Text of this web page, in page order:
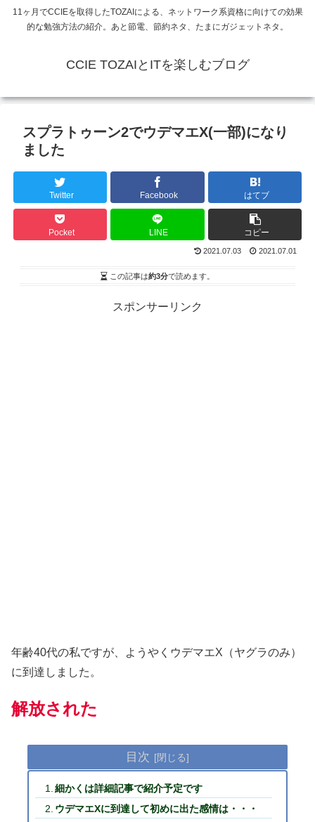
11ヶ月でCCIEを取得したTOZAIによる、ネットワーク系資格に向けての効果
的な勉強方法の紹介。あと節電、節約ネタ、たまにガジェットネタ。
CCIE TOZAIとITを楽しむブログ
スプラトゥーン2でウデマエX(一部)になり
ました
Twitter Facebook はてブ
Pocket LINE コピー
2021.07.03 2021.07.01
この記事は約3分で読めます。
スポンサーリンク
年齢40代の私ですが、ようやくウデマエX（ヤグラのみ）
に到達しました。
解放された
目次
細かくは詳細記事で紹介予定です
ウデマエXに到達して初めに出た感情は・・・